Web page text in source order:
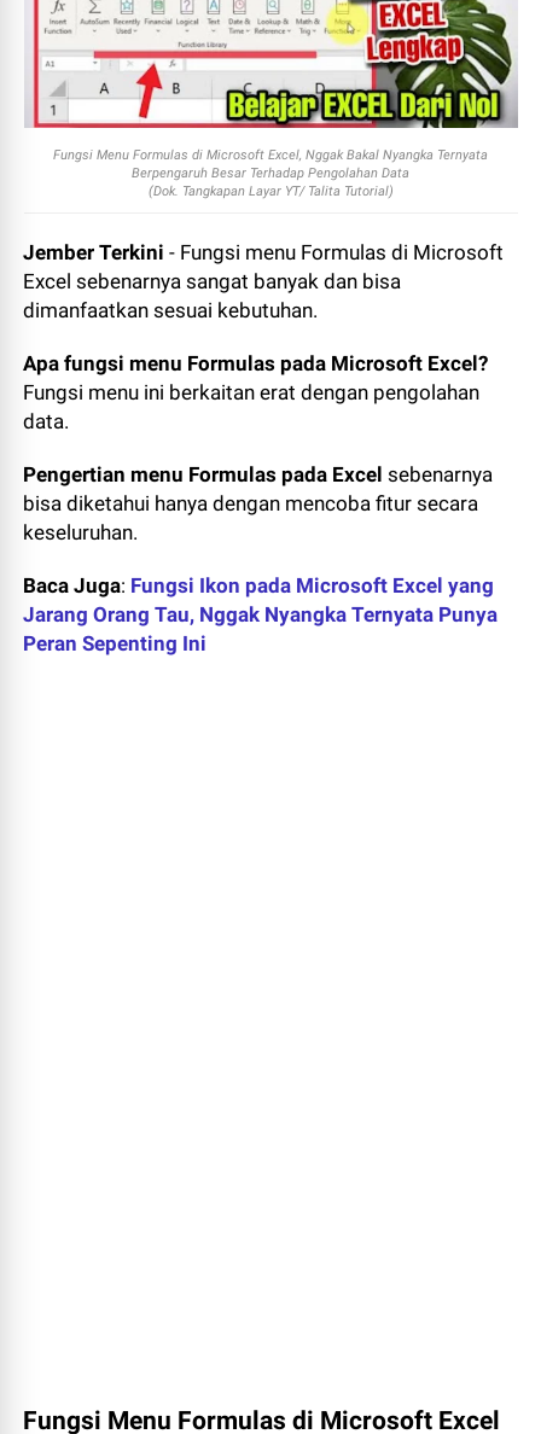
Fungsi Menu Formulas di Microsoft Excel, Nggak Bakal Nyangka Ternyata
Berpengaruh Besar Terhadap Pengolahan Data
(Dok. Tangkapan Layar YT/ Talita Tutorial)
Jember Terkini - Fungsi menu Formulas di Microsoft
Excel sebenarnya sangat banyak dan bisa
dimanfaatkan sesuai kebutuhan.
Apa fungsi menu Formulas pada Microsoft Excel?
Fungsi menu ini berkaitan erat dengan pengolahan
data.
Pengertian menu Formulas pada Excelsebenarnya
bisa diketahui hanya dengan mencoba fitur secara
keseluruhan.
Baca Juga: Fungsi Ikon pada Microsoft Excel yang
Jarang Orang Tau, Nggak Nyangka Ternyata Punya
Peran Sepenting Ini
Fungsi Menu Formulas di Microsoft Excel